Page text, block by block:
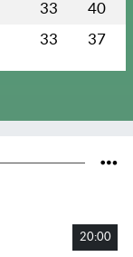
33 40
33 37
20:00